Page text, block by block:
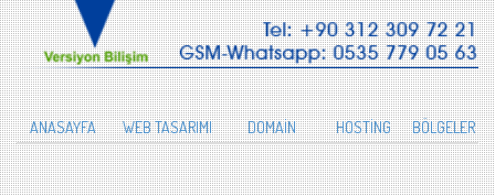
ANASAYFA WEB TASARIMI DOMAİN HOSTİNG BÖLGELER